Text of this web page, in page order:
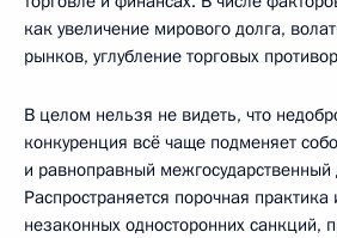
как увеличение мирового долга,
рынков, углубление торговых
В целом нельзя не видеть, что
конкуренция всё чаще подменяет
и равноправный межгосударственный
Распространяется порочная
незаконных односторонних санкций,